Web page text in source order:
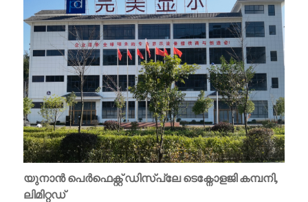
യുനാൻ പെർഫെക്റ്റ് ഡിസ്പ്ലേ ടെക്നോളജി കമ്പനി,
ലിമിറ്റഡ്